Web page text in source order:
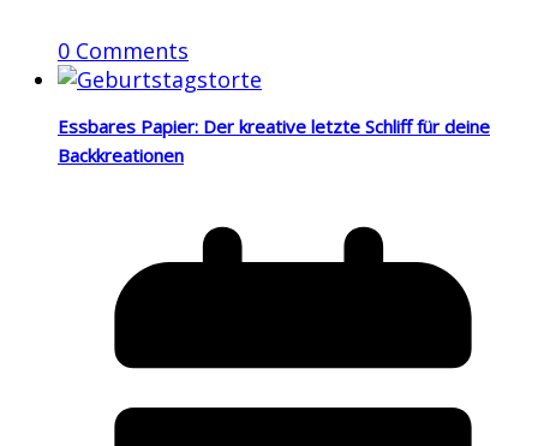
0 Comments
Essbares Papier: Der kreative letzte Schliff für deine
Backkreationen